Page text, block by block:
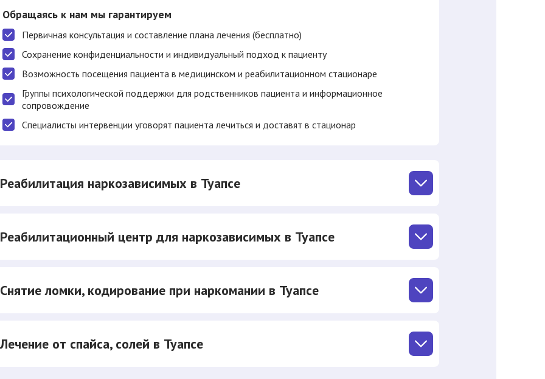
Обращаясь к нам мы гарантируем
Первичная консультация и составление плана лечения (бесплатно)
Сохранение конфиденциальности и индивидуальный подход к пациенту
Возможность посещения пациента в медицинском и реабилитационном стационаре
Группы психологической поддержки для родственников пациента и информационное
сопровождение
Специалисты интервенции уговорят пациента лечиться и доставят в стационар
Реабилитация наркозависимых в Туапсе
Реабилитационный центр для наркозависимых в Туапсе
Снятие ломки, кодирование при наркомании в Туапсе
Лечение от спайса, солей в Туапсе